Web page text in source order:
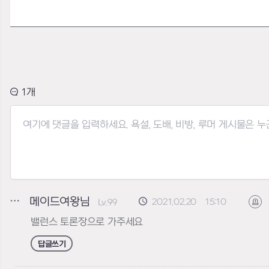
1
메이드여왕님 Lv.99 2021.02.20 15:10 신
밸런스 토론장으로 가주세요
답글쓰기